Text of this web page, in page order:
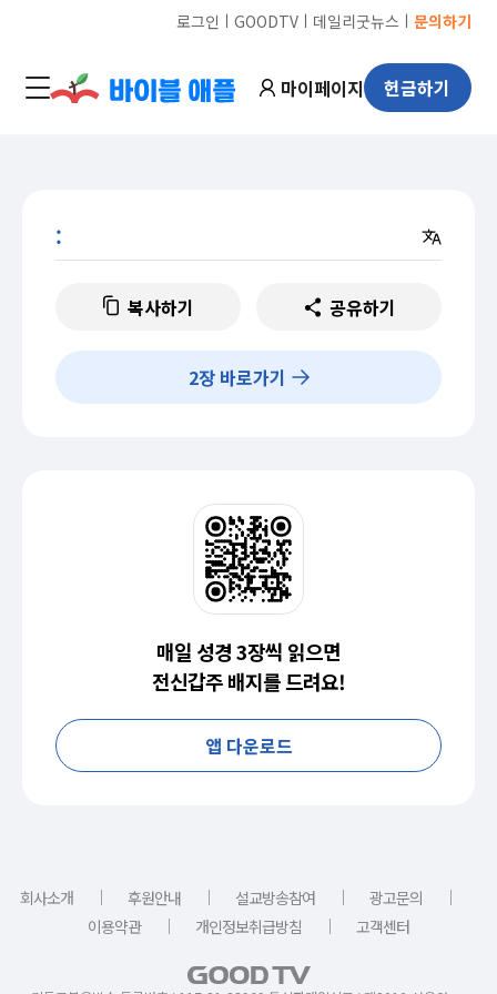
로그인 ㅣ GOODTVㅣ 데일리굿뉴스 ㅣ 문의하기
마이페이지 헌금하기
:
복사하기 공유하기
2장 바로가기
매일 성경 3장씩 읽으면
전신갑주 배지를 드려요!
앱 다운로드
회사소개 ｜ 후원안내 ｜ 설교방송참여 ｜ 광고문의
｜
이용약관
｜ 개인정보취급방침 ｜ 고객센터